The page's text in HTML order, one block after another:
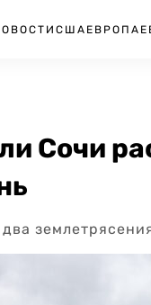
США ЕВРОПА
Сочи